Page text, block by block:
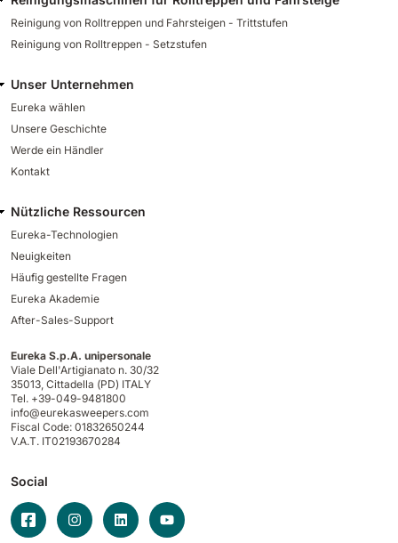
Reinigung von Rolltreppen und Fahrsteigen - Trittstufen
Reinigung von Rolltreppen - Setzstufen
Unser Unternehmen
Eureka wählen
Unsere Geschichte
Werde ein Händler
Kontakt
Nützliche Ressourcen
Eureka-Technologien
Neuigkeiten
Häufig gestellte Fragen
Eureka Akademie
After-Sales-Support
Eureka S.p.A. unipersonale
Viale Dell'Artigianato n. 30/32
35013, Cittadella (PD) ITALY
Tel. +39-049-9481800
info@eurekasweepers.com
Fiscal Code: 01832650244
V.A.T. IT02193670284
Social